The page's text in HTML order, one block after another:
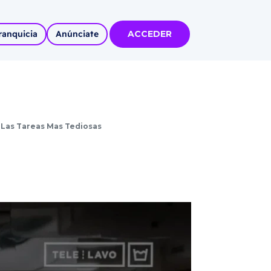
MÁS
con
tu Marca
Anúnciate ACCEDER
Tareas Mas Tediosas